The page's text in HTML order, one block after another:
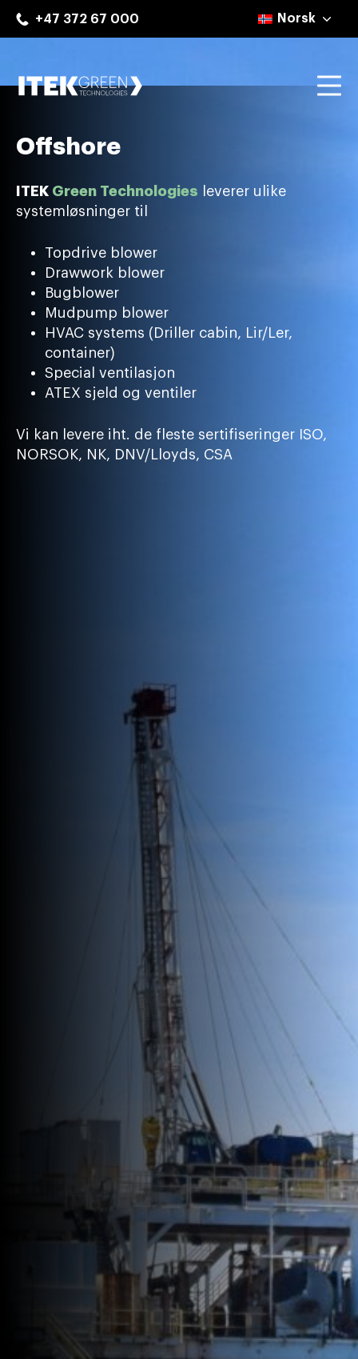
+47 372 67 000 Norsk
Offshore
ITEK Green Technologies leverer ulike
systemløsninger til
Topdrive blower
Drawwork blower
Bugblower
Mudpump blower
HVAC systems (Driller cabin, Lir/Ler,
container)
Special ventilasjon
ATEX sjeld og ventiler
Vi kan levere iht. de fleste sertifiseringer ISO,
NORSOK, NK, DNV/Lloyds, CSA